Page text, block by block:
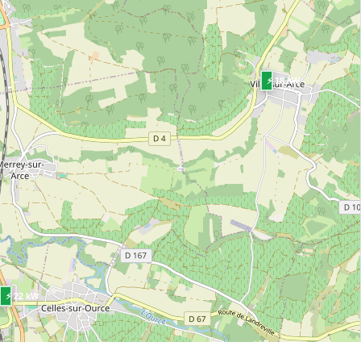
⚡ 18 kW
⚡ 22 kW